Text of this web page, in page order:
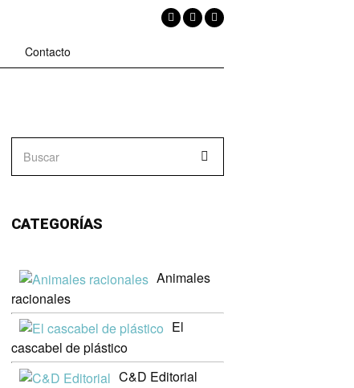
Contacto
CATEGORÍAS
Animales
racionales
El
cascabel de plástico
C&D Editorial